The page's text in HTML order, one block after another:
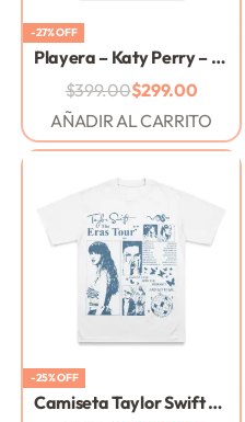
-27% OFF
Playera – Katy Perry – Lifetime tour – México
$399.00$299.00
AÑADIR AL CARRITO
-25% OFF
Camiseta Taylor Swift – Midnights – Blanca